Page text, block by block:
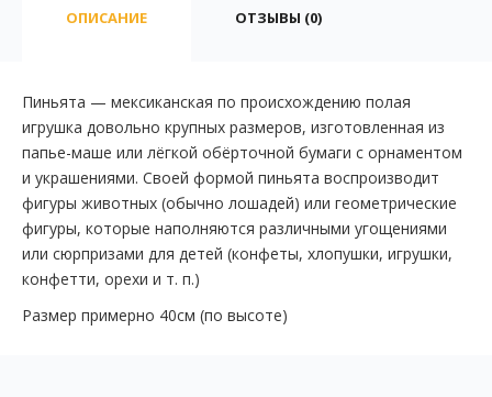
ОПИСАНИЕ ОТЗЫВЫ (0)
Пиньята — мексиканская по происхождению полая
игрушка довольно крупных размеров, изготовленная из
папье-маше или лёгкой обёрточной бумаги с орнаментом
и украшениями. Своей формой пиньята воспроизводит
фигуры животных (обычно лошадей) или геометрические
фигуры, которые наполняются различными угощениями
или сюрпризами для детей (конфеты, хлопушки, игрушки,
конфетти, орехи и т. п.)
Размер примерно 40см (по высоте)